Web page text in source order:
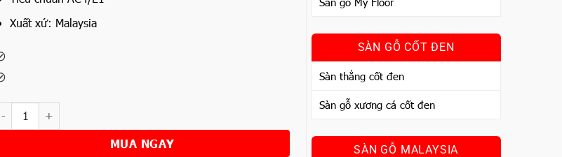
SÀN GỖ CỐT ĐEN
Sàn thẳng cốt đen
Sàn gỗ xương cá cốt đen
SÀN GỖ MALAYSIA
Xuất xứ: Malaysia
Số lượng
MUA NGAY